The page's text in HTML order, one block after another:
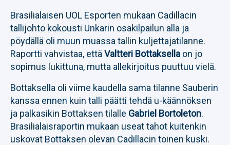
Brasilialaisen UOL Esporten mukaan Cadillacin
tallijohto kokousti Unkarin osakilpailun alla ja
pöydällä oli muun muassa tallin kuljettajatilanne.
Raportti vahvistaa, että Valtteri Bottaksella on jo
sopimus lukittuna, mutta allekirjoitus puuttuu vielä.
Bottaksella oli viime kaudella sama tilanne Sauberin
kanssa ennen kuin talli päätti tehdä u-käännöksen
ja palkasikin Bottaksen tilalle Gabriel Bortoleton.
Brasilialaisraportin mukaan useat tahot kuitenkin
uskovat Bottaksen olevan Cadillacin toinen kuski.